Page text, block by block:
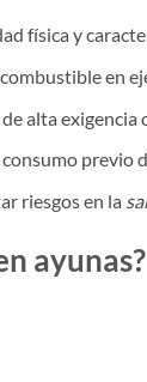
física y
en
alta exigencia
previo
riesgos en la
ayunas?